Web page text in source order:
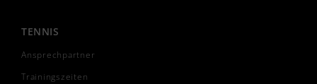
TENNIS
Ansprechpartner
Trainingszeiten